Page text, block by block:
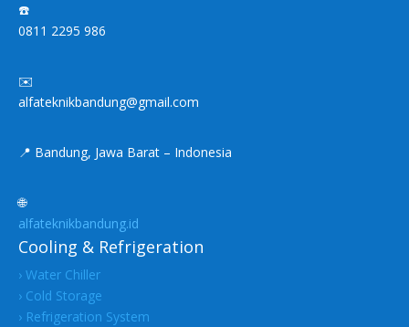
☎️
0811 2295 986
✉️
alfateknikbandung@gmail.com
📍 Bandung, Jawa Barat – Indonesia
🌐
alfateknikbandung.id
Cooling & Refrigeration
› Water Chiller
› Cold Storage
› Refrigeration System